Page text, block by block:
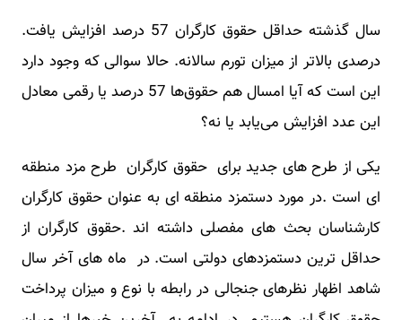
سال گذشته حداقل حقوق کارگران 57 درصد افزایش یافت.
درصدی بالاتر از میزان تورم سالانه. حالا سوالی که وجود دارد
این است که آیا امسال هم حقوق‌ها 57 درصد یا رقمی معادل
این عدد افزایش می‌یابد یا نه؟
​یکی از طرح های جدید برای حقوق کارگران طرح مزد منطقه
ای است .در مورد دستمزد منطقه ای به عنوان حقوق کارگران
کارشناسان بحث های مفصلی داشته اند .حقوق کارگران از
حداقل ترین دستمزدهای دولتی است. در ماه های آخر سال
شاهد اظهار نظرهای جنجالی در رابطه با نوع و میزان پرداخت